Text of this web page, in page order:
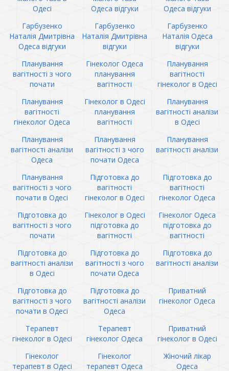
Одесі
Одеса відгуки
Одеса відгуки
Гарбузенко
Наталія Дмитрівна
Одеса відгуки
Гарбузенко
Наталія Дмитрівна
відгуки
Гарбузенко
Наталія Одеса
відгуки
Планування
вагітності з чого
почати
Гінеколог Одеса
планування
вагітності
Планування
вагітності
гінеколог в Одесі
Планування
вагітності
гінеколог Одеса
Гінеколог в Одесі
планування
вагітності
Планування
вагітності аналізи
в Одесі
Планування
вагітності аналізи
Одеса
Планування
вагітності з чого
почати Одеса
Планування
вагітності аналізи
Планування
вагітності з чого
почати в Одесі
Підготовка до
вагітності
гінеколог в Одесі
Підготовка до
вагітності
гінеколог Одеса
Підготовка до
вагітності з чого
почати
Гінеколог в Одесі
підготовка до
вагітності
Гінеколог Одеса
підготовка до
вагітності
Підготовка до
вагітності аналізи
в Одесі
Підготовка до
вагітності з чого
почати Одеса
Підготовка до
вагітності аналізи
Підготовка до
вагітності з чого
почати в Одесі
Підготовка до
вагітності аналізи
Одеса
Приватний
гінеколог Одеса
Терапевт
гінеколог в Одесі
Терапевт
гінеколог Одеса
Приватний
гінеколог в Одесі
Гінеколог
терапевт в Одесі
Гінеколог
терапевт Одеса
Жіночий лікар
Одеса